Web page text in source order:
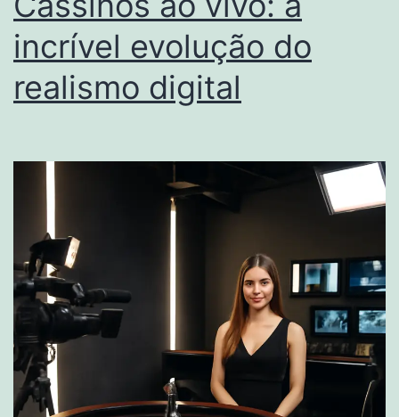
incrível evolução do
realismo digital